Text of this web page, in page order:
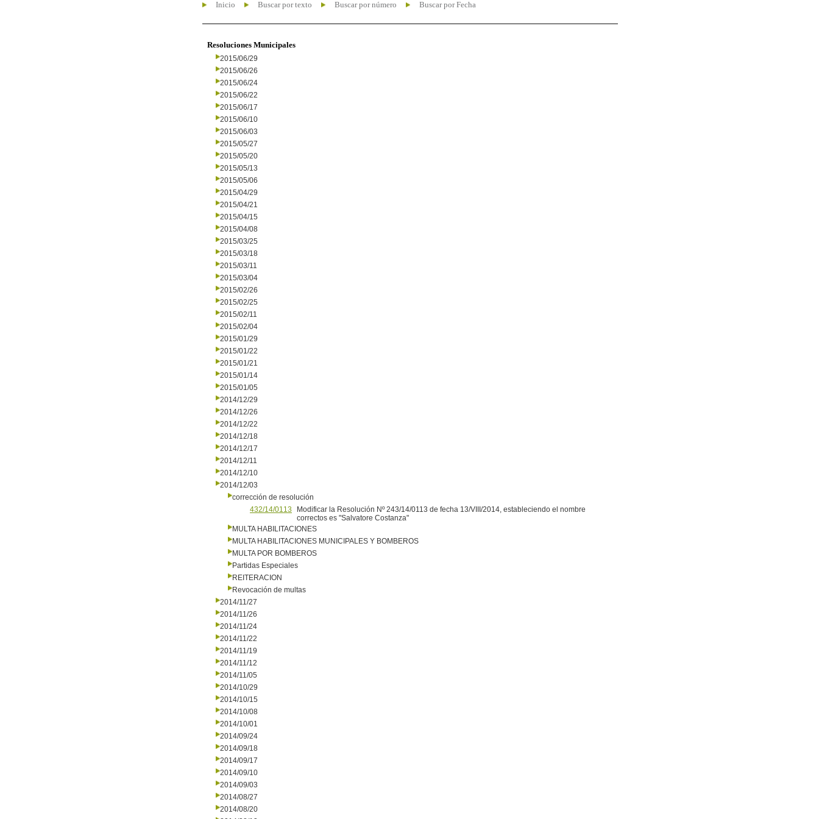
Inicio Buscar por texto Buscar por número Buscar por Fecha
Resoluciones Municipales
2015/06/29
2015/06/26
2015/06/24
2015/06/22
2015/06/17
2015/06/10
2015/06/03
2015/05/27
2015/05/20
2015/05/13
2015/05/06
2015/04/29
2015/04/21
2015/04/15
2015/04/08
2015/03/25
2015/03/18
2015/03/11
2015/03/04
2015/02/26
2015/02/25
2015/02/11
2015/02/04
2015/01/29
2015/01/22
2015/01/21
2015/01/14
2015/01/05
2014/12/29
2014/12/26
2014/12/22
2014/12/18
2014/12/17
2014/12/11
2014/12/10
2014/12/03
corrección de resolución
432/14/0113
Modificar la Resolución Nº 243/14/0113 de fecha 13/VIII/2014, estableciendo el nombre
correctos es "Salvatore Costanza"
MULTA HABILITACIONES
MULTA HABILITACIONES MUNICIPALES Y BOMBEROS
MULTA POR BOMBEROS
Partidas Especiales
REITERACION
Revocación de multas
2014/11/27
2014/11/26
2014/11/24
2014/11/22
2014/11/19
2014/11/12
2014/11/05
2014/10/29
2014/10/15
2014/10/08
2014/10/01
2014/09/24
2014/09/18
2014/09/17
2014/09/10
2014/09/03
2014/08/27
2014/08/20